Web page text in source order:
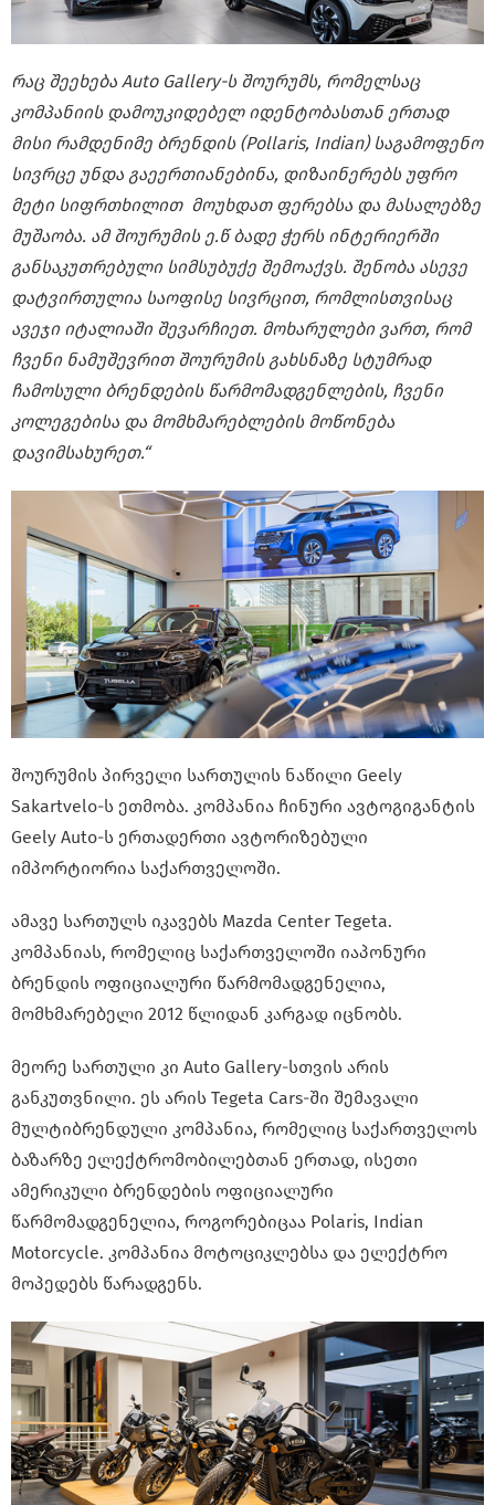
რაც შეეხება Auto Gallery-ს შოურუმს, რომელსაც
კომპანიის დამოუკიდებელ იდენტობასთან ერთად
მისი რამდენიმე ბრენდის (Pollaris, Indian)საგამოფენო
სივრცე უნდა გაეერთიანებინა, დიზაინერებს უფრო
მეტი სიფრთხილით მოუხდათ ფერებსა და მასალებზე
მუშაობა. ამ შოურუმის ე.წ ბადე ჭერს ინტერიერში
განსაკუთრებული სიმსუბუქე შემოაქვს. შენობა ასევე
დატვირთულია საოფისე სივრცით, რომლისთვისაც
ავეჯი იტალიაში შევარჩიეთ. მოხარულები ვართ, რომ
ჩვენი ნამუშევრით შოურუმის გახსნაზე სტუმრად
ჩამოსული ბრენდების წარმომადგენლების, ჩვენი
კოლეგებისა და მომხმარებლების მოწონება
დავიმსახურეთ.“
შოურუმის პირველი სართულის ნაწილი Geely
Sakartvelo-ს ეთმობა. კომპანია ჩინური ავტოგიგანტის
Geely Auto-ს ერთადერთი ავტორიზებული
იმპორტიორია საქართველოში.
ამავე სართულს იკავებს Mazda Center Tegeta.
კომპანიას, რომელიც საქართველოში იაპონური
ბრენდის ოფიციალური წარმომადგენელია,
მომხმარებელი 2012 წლიდან კარგად იცნობს.
მეორე სართული კი Auto Gallery-სთვის არის
განკუთვნილი. ეს არის Tegeta Cars-ში შემავალი
მულტიბრენდული კომპანია, რომელიც საქართველოს
ბაზარზე ელექტრომობილებთან ერთად, ისეთი
ამერიკული ბრენდების ოფიციალური
წარმომადგენელია, როგორებიცაა Polaris, Indian
Motorcycle. კომპანია მოტოციკლებსა და ელექტრო
მოპედებს წარადგენს.